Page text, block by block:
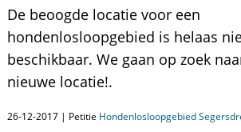
De beoogde locatie voor een
hondenlosloopgebied is helaas
beschikbaar. We gaan op zoek
nieuwe locatie!.
26-12-2017 | Petitie Hondenlosloopgebied